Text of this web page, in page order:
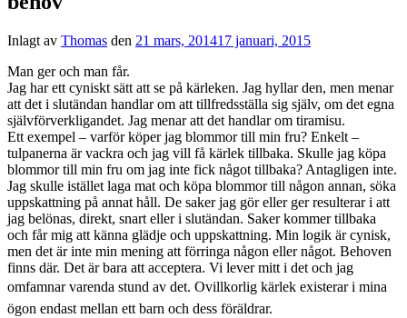
Inlagt av Thomas den 21 mars, 201417 januari, 2015
Man ger och man får.
Jag har ett cyniskt sätt att se på kärleken. Jag hyllar den, men menar
att det i slutändan handlar om att tillfredsställa sig själv, om det egna
självförverkligandet. Jag menar att det handlar om tiramisu.
Ett exempel – varför köper jag blommor till min fru? Enkelt –
tulpanerna är vackra och jag vill få kärlek tillbaka. Skulle jag köpa
blommor till min fru om jag inte fick något tillbaka? Antagligen inte.
Jag skulle istället laga mat och köpa blommor till någon annan, söka
uppskattning på annat håll. De saker jag gör eller ger resulterar i att
jag belönas, direkt, snart eller i slutändan. Saker kommer tillbaka
och får mig att känna glädje och uppskattning. Min logik är cynisk,
men det är inte min mening att förringa någon eller något. Behoven
finns där. Det är bara att acceptera. Vi lever mitt i det och jag
omfamnar varenda stund av det. Ovillkorlig kärlek existerar i mina
ögon endast mellan ett barn och dess föräldrar.